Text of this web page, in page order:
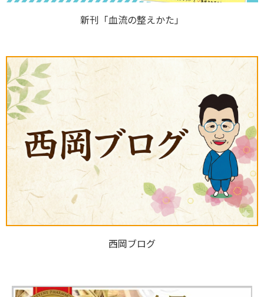
新刊「血流の整えかた」
西岡ブログ